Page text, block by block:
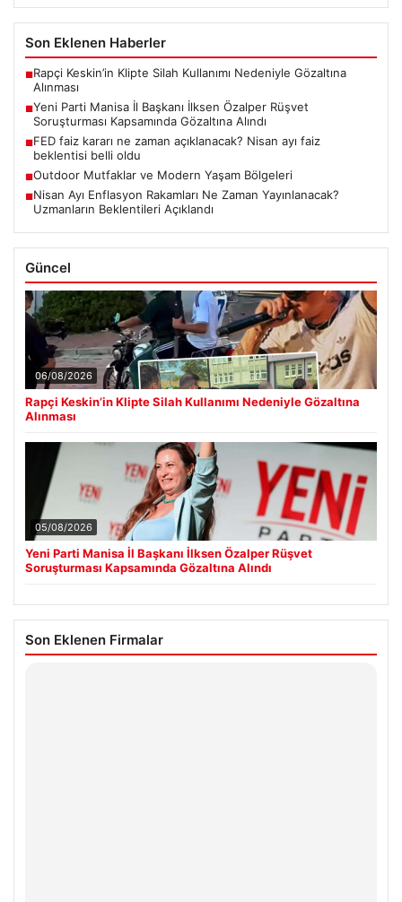
Son Eklenen Haberler
■Rapçi Keskin’in Klipte Silah Kullanımı Nedeniyle Gözaltına
Alınması
■Yeni Parti Manisa İl Başkanı İlksen Özalper Rüşvet
Soruşturması Kapsamında Gözaltına Alındı
■FED faiz kararı ne zaman açıklanacak? Nisan ayı faiz
beklentisi belli oldu
■Outdoor Mutfaklar ve Modern Yaşam Bölgeleri
■Nisan Ayı Enflasyon Rakamları Ne Zaman Yayınlanacak?
Uzmanların Beklentileri Açıklandı
Güncel
06/08/2026
Rapçi Keskin’in Klipte Silah Kullanımı Nedeniyle Gözaltına
Alınması
05/08/2026
Yeni Parti Manisa İl Başkanı İlksen Özalper Rüşvet
Soruşturması Kapsamında Gözaltına Alındı
Son Eklenen Firmalar